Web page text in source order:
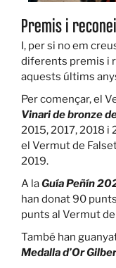
Premis i
I, per si no em
diferents premis i
aquests últims
Per començar, el
Vinari de bronze
2015, 2017, 2018 i
el Vermut de
2019.
A laGuía Peñín
han donat 90
punts al Vermut
També han
Medalla d’Or